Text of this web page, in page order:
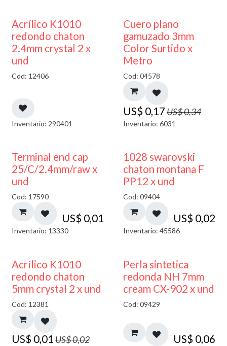
50% DESCUENTO
Acrílico K1010
redondo chaton
2.4mm crystal 2 x
und
Cod: 12406
Inventario: 290401
50% DESCUENTO
Cuero plano
gamuzado 3mm
Color Surtido x
Metro
Cod: 04578
US$ 0,17US$0,34
Inventario: 6031
Terminal end cap
25/C/2.4mm/raw x
und
Cod: 17590
US$ 0,01
Inventario: 13330
1028 swarovski
chaton montana F
PP12 x und
Cod: 09404
US$ 0,02
Inventario: 45586
50% DESCUENTO
Acrílico K1010
redondo chaton
5mm crystal 2 x und
Cod: 12381
US$ 0,01US$0,02
Perla sintetica
redonda NH 7mm
cream CX-902 x und
Cod: 09429
US$ 0,06